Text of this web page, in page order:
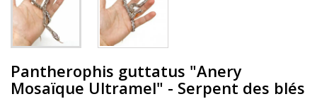
Pantherophis guttatus "Anery
Mosaïque Ultramel" - Serpent des blés